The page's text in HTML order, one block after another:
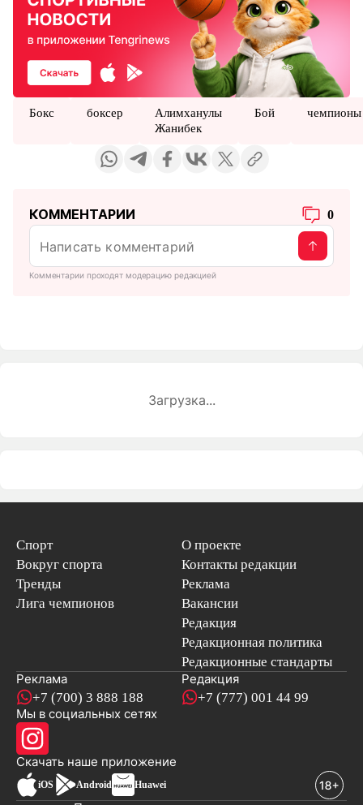
Бокс боксер
Алимханулы
Жанибек
Бой чемпионы
КОММЕНТАРИИ 0
Комментарии проходят модерацию редакцией
Загрузка...
Спорт
Вокруг спорта
Тренды
Лига чемпионов
О проекте
Контакты редакции
Реклама
Вакансии
Редакция
Редакционная политика
Редакционные стандарты
Реклама
+7 (700) 3 888 188
Редакция
+7 (777) 001 44 99
Мы в социальных сетях
Скачать наше приложениеновостей
iOS Android Huawei